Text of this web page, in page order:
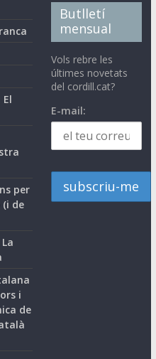
per
de
i
de
Butlletí
mensual
Vols rebre les
últimes novetats
del cordill.cat?
E-mail: